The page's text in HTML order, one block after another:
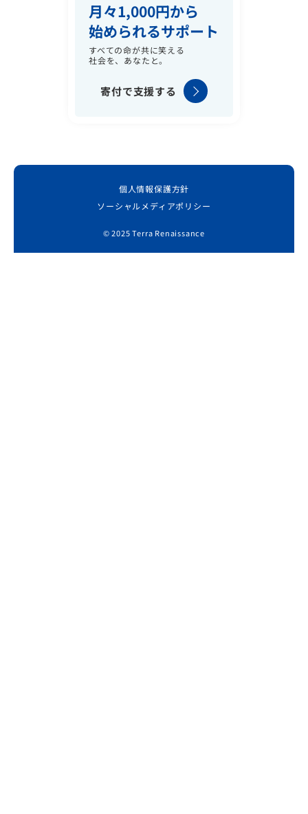
月々1,000円から
始められるサポート
すべての命が共に笑える
社会を、あなたと。
寄付で支援する
© 2025 Terra Renaissance
個人情報保護方針
ソーシャルメディアポリシー